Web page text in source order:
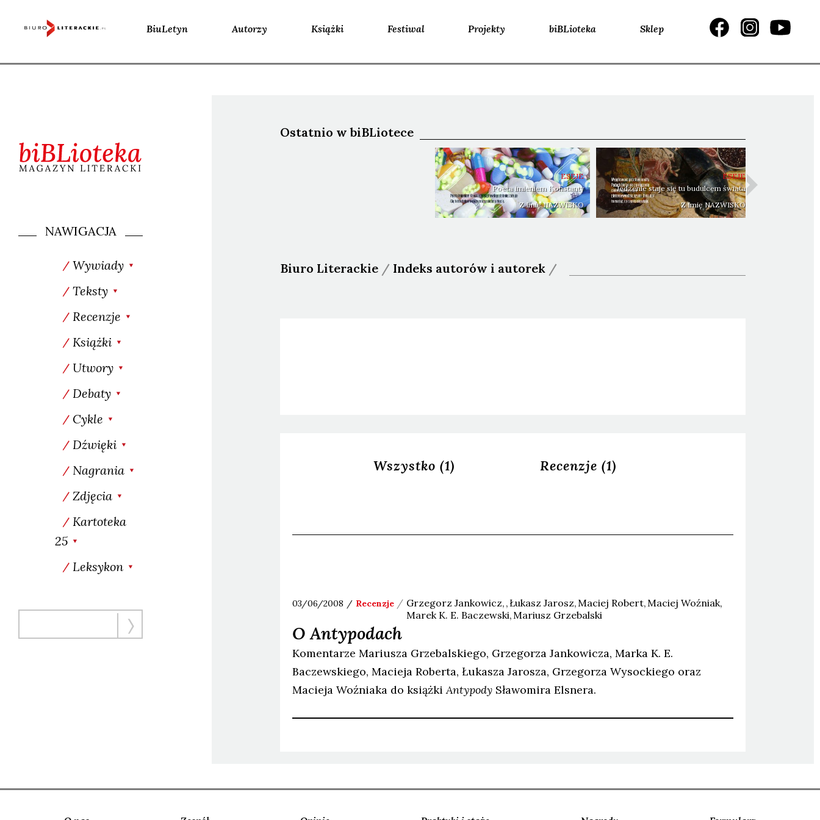
BiuLetyn Autorzy Książki Festiwal Projekty biBLioteka Sklep
NAWIGACJA
Wywiady
Teksty
Recenzje
Książki
Utwory
Debaty
Cykle
Dźwięki
Nagrania
Zdjęcia
Kartoteka
25
Leksykon
Ostatnio w biBLiotece
ESEJE
Poeta imieniem Konstanty
Z Imię NAZWISKO
ESEJE
Jedzenie staje się tu budulcem świata
Z Imię NAZWISKO
Biuro Literackie / Indeks autorów i autorek /
Wszystko (1) Recenzje (1)
03/06/2008 Recenzje Grzegorz Jankowicz Łukasz Jarosz Maciej Robert Maciej Woźniak
Marek K. E. Baczewski Mariusz Grzebalski
OAntypodach
Komentarze Mariusza Grzebalskiego, Grzegorza Jankowicza, Marka K. E.
Baczewskiego, Macieja Roberta, Łukasza Jarosza, Grzegorza Wysockiego oraz
Macieja Woźniaka do książkiAntypodySławomira Elsnera.